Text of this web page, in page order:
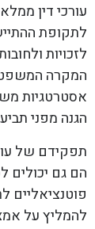
עורכי דין
לתקופת
לזכויות
המקרה המשפטי
אסטרטגיות
הגנה מפני
תפקידם של
הם גם יכולים
פוטנציאליים
להמליץ על